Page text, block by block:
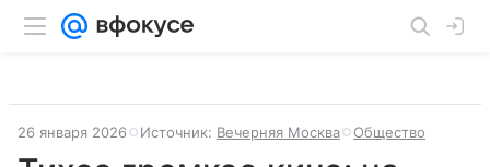
26 января 2026 Источник: Вечерняя Москва Общество